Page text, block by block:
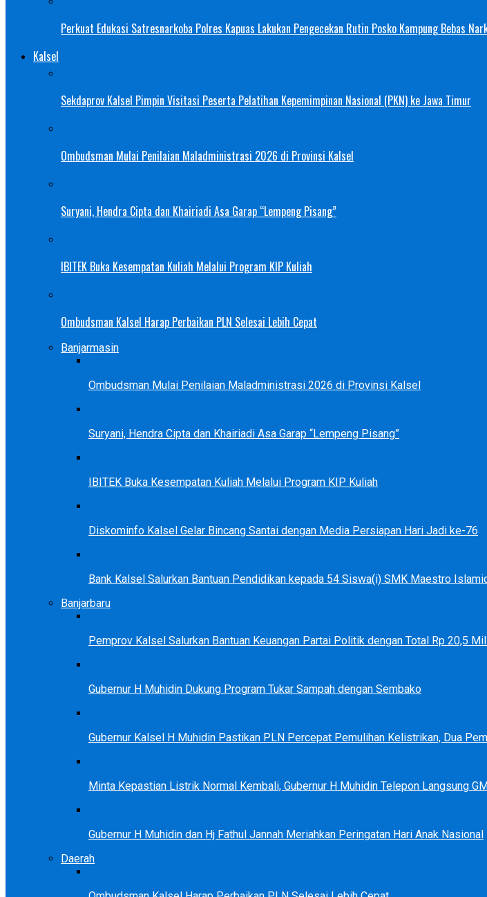
Perkuat Edukasi Satresnarkoba Polres Kapuas Lakukan Pengecekan Rutin Posko Kampung Bebas
Kalsel
Sekdaprov Kalsel Pimpin Visitasi Peserta Pelatihan Kepemimpinan Nasional (PKN) ke Jawa Timur
Ombudsman Mulai Penilaian Maladministrasi 2026 di Provinsi Kalsel
Suryani, Hendra Cipta dan Khairiadi Asa Garap “Lempeng Pisang”
IBITEK Buka Kesempatan Kuliah Melalui Program KIP Kuliah
Ombudsman Kalsel Harap Perbaikan PLN Selesai Lebih Cepat
Banjarmasin
Ombudsman Mulai Penilaian Maladministrasi 2026 di Provinsi Kalsel
Suryani, Hendra Cipta dan Khairiadi Asa Garap “Lempeng Pisang”
IBITEK Buka Kesempatan Kuliah Melalui Program KIP Kuliah
Diskominfo Kalsel Gelar Bincang Santai dengan Media Persiapan Hari Jadi ke-76
Bank Kalsel Salurkan Bantuan Pendidikan kepada 54 Siswa(i) SMK Maestro
Banjarbaru
Pemprov Kalsel Salurkan Bantuan Keuangan Partai Politik dengan Total Rp 20,5
Gubernur H Muhidin Dukung Program Tukar Sampah dengan Sembako
Gubernur Kalsel H Muhidin Pastikan PLN Percepat Pemulihan Kelistrikan, Dua
Minta Kepastian Listrik Normal Kembali, Gubernur H Muhidin Telepon Langsung
Gubernur H Muhidin dan Hj Fathul Jannah Meriahkan Peringatan Hari Anak Nasional
Daerah